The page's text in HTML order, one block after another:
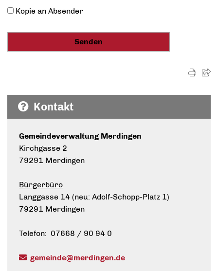
Kopie an Absender
Kontakt
Gemeindeverwaltung Merdingen
Kirchgasse 2
79291 Merdingen
Bürgerbüro
Langgasse 14 (neu: Adolf-Schopp-Platz 1)
79291 Merdingen
Telefon: 07668 / 90 94 0
gemeinde@merdingen.de